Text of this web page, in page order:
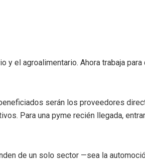
el agroalimentario. Ahora trabaja
serán los proveedores
Para una pyme recién llegada,
de un solo sector —sea la